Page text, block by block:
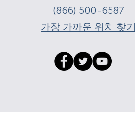
(866) 500-6587
가장 가까운 위치 찾기